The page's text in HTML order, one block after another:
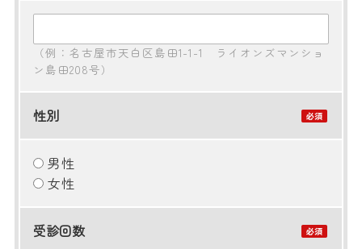
（例：名古屋市天白区島田1-1-1 ライオンズマンショ
ン島田208号）
性別
男性
女性
受診回数